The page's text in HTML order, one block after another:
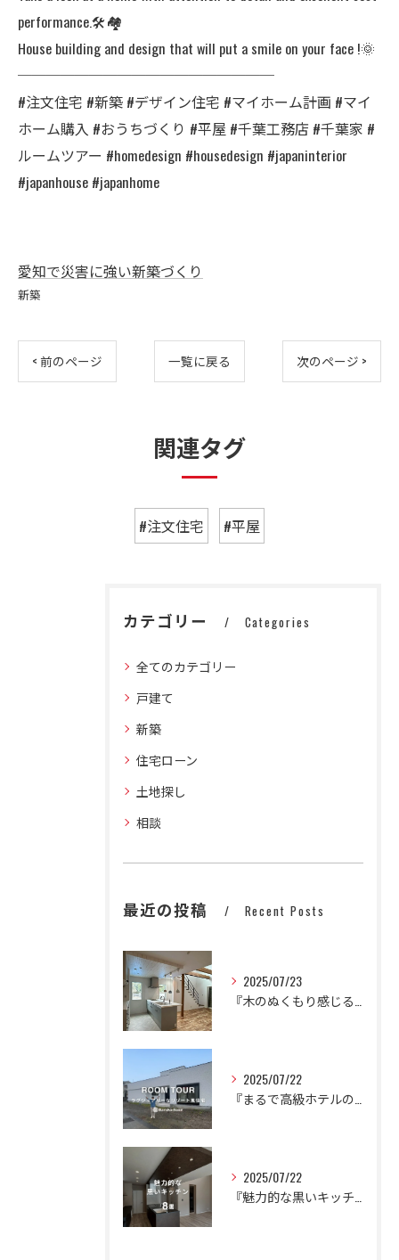
performance.🛠️🏘️
House building and design that will put a smile on your face !🌞
──────────────────
#注文住宅 #新築 #デザイン住宅 #マイホーム計画 #マイ
ホーム購入 #おうちづくり #平屋 #千葉工務店 #千葉家 #
ルームツアー #homedesign #housedesign #japaninterior
#japanhouse #japanhome
愛知で災害に強い新築づくり
新築
< 前のページ 一覧に戻る 次のページ >
関連タグ
#注文住宅 #平屋
カテゴリー Categories
全てのカテゴリー
戸建て
新築
住宅ローン
土地探し
相談
最近の投稿 Recent Posts
2025/07/23
『木のぬくもり感じるかわいいナチュラルハウス』
2025/07/22
『まるで高級ホテルのように。
2025/07/22
『魅力的な黒いキッチン🍳🍽️』